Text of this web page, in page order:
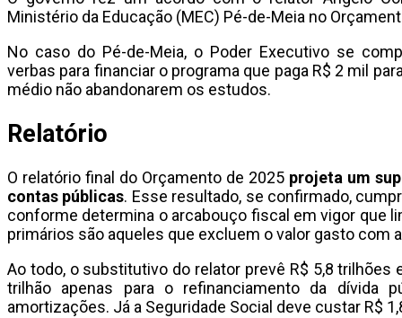
Ministério da Educação (MEC) Pé-de-Meia no
No caso do Pé-de-Meia, o Poder Executivo se
verbas para financiar o programa que paga R$ 2 mil
médio não abandonarem os estudos.
Relatório
O relatório final do Orçamento de 2025projeta um
contas públicas. Esse resultado, se confirmado,
conforme determina o arcabouço fiscal em vigor que
primários são aqueles que excluem o valor gasto com
Ao todo, o substitutivo do relator prevê R$ 5,8 trilhões
trilhão apenas para o refinanciamento da dívida
amortizações. Já a Seguridade Social deve custar R$